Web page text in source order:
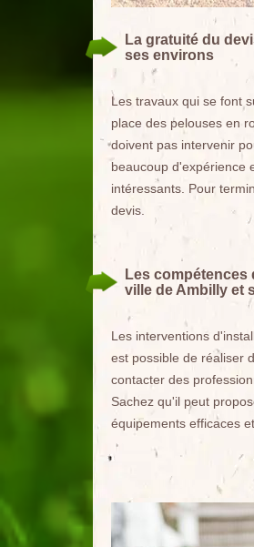
La gratuité du
ses environs
Les travaux qui se font
place des pelouses en
doivent pas intervenir
beaucoup d'expérience
intéressants. Pour
devis.
Les compétences
ville de Ambilly et
Les interventions
est possible de réaliser
contacter des
Sachez qu'il peut
équipements efficaces